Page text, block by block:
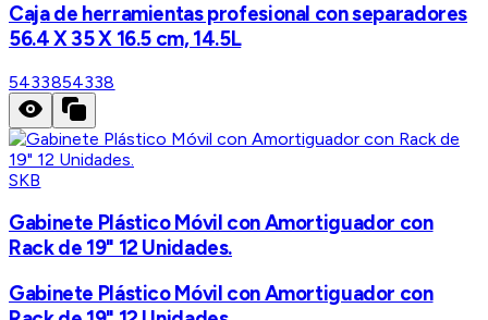
Caja de herramientas profesional con separadores
56.4 X 35 X 16.5 cm, 14.5L
5433854338
SKB
Gabinete Plástico Móvil con Amortiguador con
Rack de 19" 12 Unidades.
Gabinete Plástico Móvil con Amortiguador con